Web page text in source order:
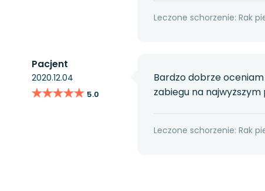
Leczone schorzenie: Rak
Pacjent
2020.12.04
★★★★★
★★★★★ 5.0
Bardzo dobrze
zabiegu na
Leczone schorzenie: Rak